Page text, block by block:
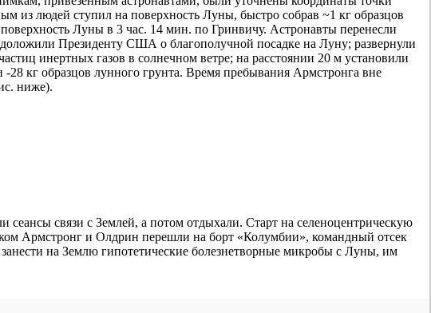
из людей ступил на поверхность Луны, быстро собрав ~1 кг образцов
Луны в 3 час. 14 мин. по Гринвичу. Астронавты перенесли
Президенту США о благополучной посадке на Луну; развернули
инертных газов в солнечном ветре; на расстоянии 20 м установили
кг образцов лунного грунта. Время пребывания Армстронга вне
ниже).
сеансы связи с Землей, а потом отдыхали. Старт на селеноцентрическую
Армстронг и Олдрин перешли на борт «Колумбии», командный отсек
на Землю гипотетические болезнетворные микробы с Луны, им